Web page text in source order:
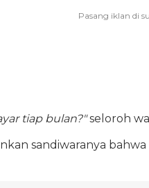
tiap bulan?"seloroh
sandiwaranya